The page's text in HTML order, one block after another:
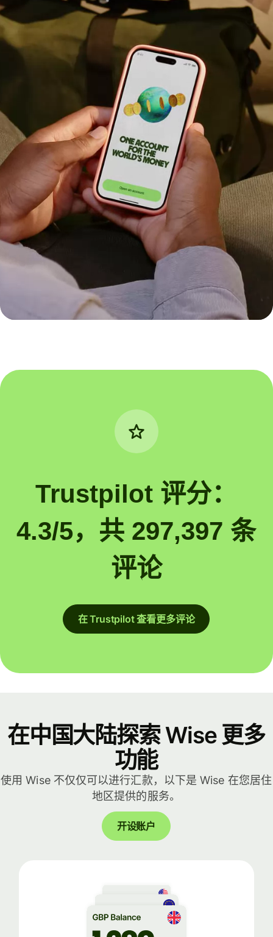
Trustpilot 评分：
4.3/5，共 297,397 条
评论
在 Trustpilot 查看更多评论
在中国大陆探索 Wise 更多
功能
使用 Wise 不仅仅可以进行汇款，以下是 Wise 在您居住
地区提供的服务。
开设账户